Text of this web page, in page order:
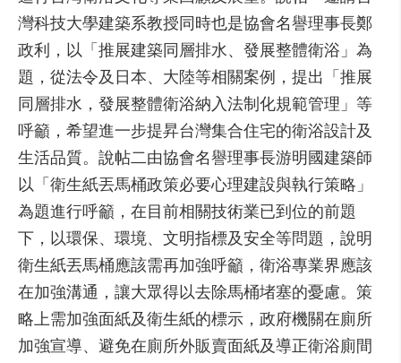
灣科技大學建築系教授同時也是協會名譽理事長鄭
政利，以「推展建築同層排水、發展整體衛浴」為
題，從法令及日本、大陸等相關案例，提出「推展
同層排水，發展整體衛浴納入法制化規範管理」等
呼籲，希望進一步提昇台灣集合住宅的衛浴設計及
生活品質。說帖二由協會名譽理事長游明國建築師
以「衛生紙丟馬桶政策必要心理建設與執行策略」
為題進行呼籲，在目前相關技術業已到位的前題
下，以環保、環境、文明指標及安全等問題，說明
衛生紙丟馬桶應該需再加強呼籲，衛浴專業界應該
在加強溝通，讓大眾得以去除馬桶堵塞的憂慮。策
略上需加強面紙及衛生紙的標示，政府機關在廁所
加強宣導、避免在廁所外販賣面紙及導正衛浴廁間